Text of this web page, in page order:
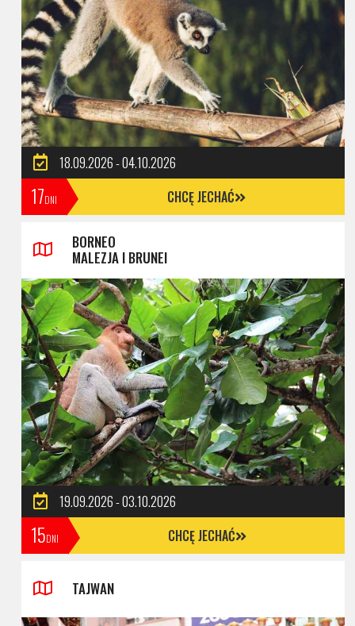
18.09.2026 - 04.10.2026
17DNI CHCĘ JECHAĆ
BORNEO
MALEZJA I BRUNEI
19.09.2026 - 03.10.2026
15DNI CHCĘ JECHAĆ
TAJWAN